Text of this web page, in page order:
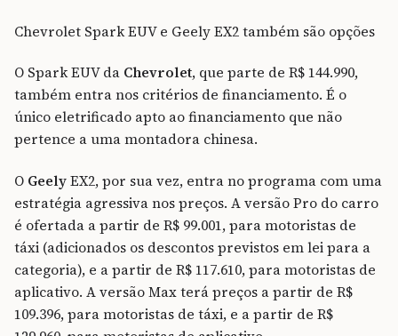
Chevrolet Spark EUV e Geely EX2 também são opções
O Spark EUV da Chevrolet, que parte de R$ 144.990,
também entra nos critérios de financiamento. É o
único eletrificado apto ao financiamento que não
pertence a uma montadora chinesa.
O GeelyEX2, por sua vez, entra no programa com uma
estratégia agressiva nos preços. A versão Pro do carro
é ofertada a partir de R$ 99.001, para motoristas de
táxi (adicionados os descontos previstos em lei para a
categoria), e a partir de R$ 117.610, para motoristas de
aplicativo. A versão Max terá preços a partir de R$
109.396, para motoristas de táxi, e a partir de R$